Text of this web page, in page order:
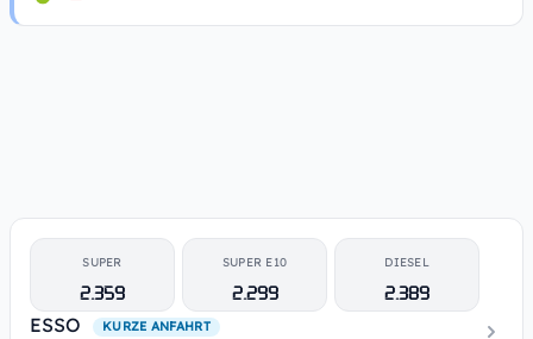
SUPER
2.359
SUPER E10
2.299
DIESEL
2.389
ESSO
KURZE ANFAHRT